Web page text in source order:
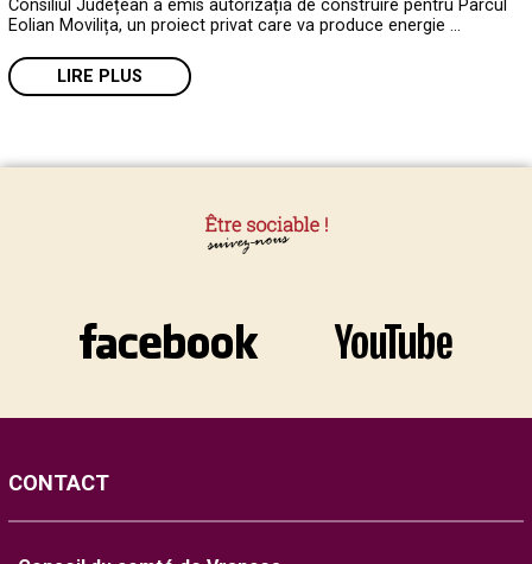
Consiliul Județean a emis autorizația de construire pentru Parcul
Eolian Movilița, un proiect privat care va produce energie …
LIRE PLUS
CONTACT